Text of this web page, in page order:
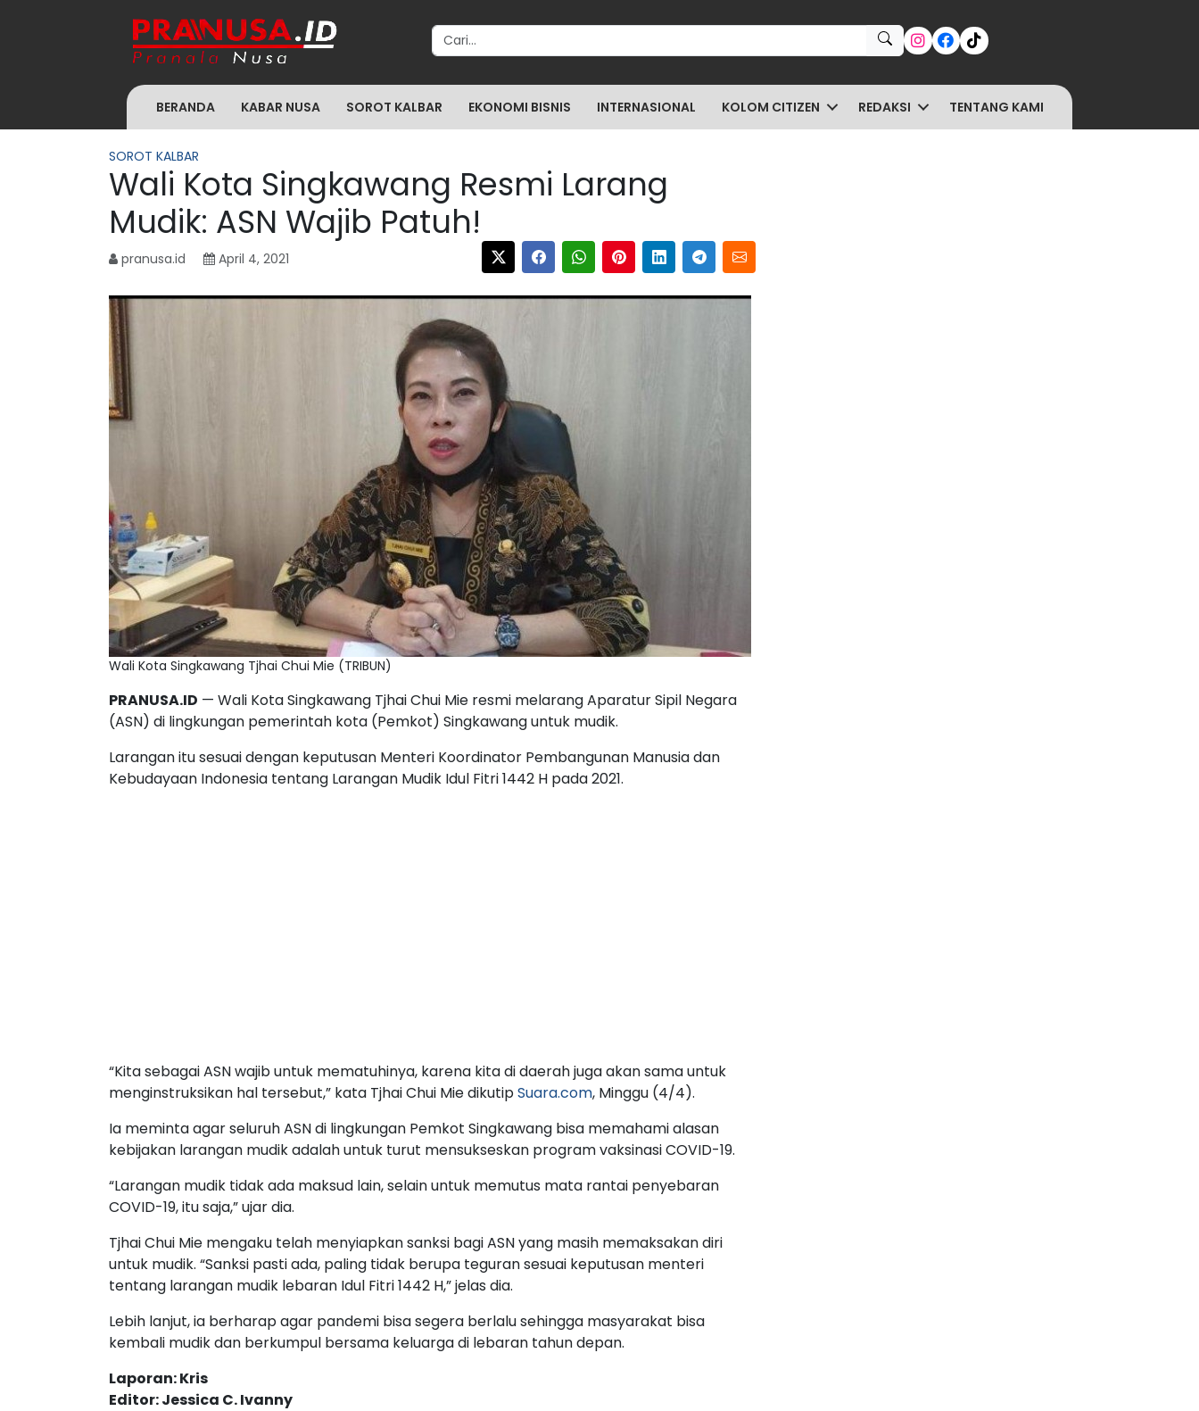
Search for:
BERANDA KABAR NUSA SOROT KALBAR EKONOMI BISNIS INTERNASIONAL KOLOM CITIZEN REDAKSI TENTANG KAMI
SOROT KALBAR
Wali Kota Singkawang Resmi Larang
Mudik: ASN Wajib Patuh!
pranusa.id April 4, 2021
Wali Kota Singkawang Tjhai Chui Mie (TRIBUN)
PRANUSA.ID — Wali Kota Singkawang Tjhai Chui Mie resmi melarang Aparatur Sipil Negara
(ASN) di lingkungan pemerintah kota (Pemkot) Singkawang untuk mudik.
Larangan itu sesuai dengan keputusan Menteri Koordinator Pembangunan Manusia dan
Kebudayaan Indonesia tentang Larangan Mudik Idul Fitri 1442 H pada 2021.
“Kita sebagai ASN wajib untuk mematuhinya, karena kita di daerah juga akan sama untuk
menginstruksikan hal tersebut,” kata Tjhai Chui Mie dikutipSuara.com, Minggu (4/4).
Ia meminta agar seluruh ASN di lingkungan Pemkot Singkawang bisa memahami alasan
kebijakan larangan mudik adalah untuk turut mensukseskan program vaksinasi COVID-19.
“Larangan mudik tidak ada maksud lain, selain untuk memutus mata rantai penyebaran
COVID-19, itu saja,” ujar dia.
Tjhai Chui Mie mengaku telah menyiapkan sanksi bagi ASN yang masih memaksakan diri
untuk mudik. “Sanksi pasti ada, paling tidak berupa teguran sesuai keputusan menteri
tentang larangan mudik lebaran Idul Fitri 1442 H,” jelas dia.
Lebih lanjut, ia berharap agar pandemi bisa segera berlalu sehingga masyarakat bisa
kembali mudik dan berkumpul bersama keluarga di lebaran tahun depan.
Laporan: Kris
Editor: Jessica C. Ivanny